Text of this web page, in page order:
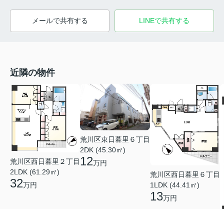
メールで共有する LINEで共有する
近隣の物件
荒川区西日暮里２丁目
2LDK (61.29㎡)
32万円
荒川区東日暮里６丁目
2DK (45.30㎡)
12万円
荒川区西日暮里６丁目
1LDK (44.41㎡)
13万円